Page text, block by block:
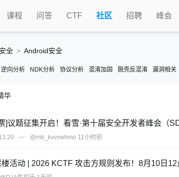
课程 问答 CTF 社区 招聘 峰会
全 Android安全
逆向分析 NDK分析 协议分析 混淆加固 脱壳反混淆 漏洞相关
华
]议题征集开启！看雪·第十届安全开发者峰会（
@mb_kvvvwhmo 11小时前
楼活动 | 2026 KCTF 攻击方规则发布！8月10日